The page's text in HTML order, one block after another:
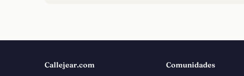
Callejear.com Comunidades